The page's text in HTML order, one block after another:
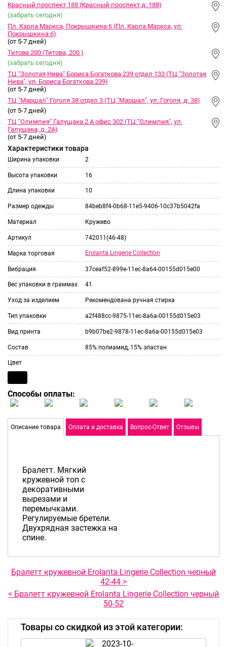
Красный проспект 188 (Красный проспект д. 188)
(забрать сегодня)
Пл. Карла Маркса, Покрышкина 6 (Пл. Карла Маркса, ул.
Покрышкина 6)
(от 5-7 дней)
Титова 200 (Титова, 200 )
(забрать сегодня)
ТЦ "Золотая Нива" Бориса Богаткова 239 отдел 133 (ТЦ "Золотая
Нива", ул. Бориса Богаткова 239)
(от 5-7 дней)
ТЦ "Маршал" Гоголя 38 отдел 3 (ТЦ "Маршал", ул. Гоголя, д. 38)
(от 5-7 дней)
ТЦ "Олимпия" Галущака 2 А офис 302 (ТЦ "Олимпия", ул.
Галущака, д. 2А)
(от 5-7 дней)
Характеристики товара
Ширина упаковки 2
Высота упаковки 16
Длина упаковки 10
Размер одежды 84beb8f4-0b68-11e5-9406-10c37b5042fa
Материал Кружево
Артикул 742011(46-48)
Марка торговая Erolanta Lingerie Collection
Вибрация 37ceaf52-899e-11ec-8a64-00155d015e00
Вес упаковки в граммах 41
Уход за изделием Рекомендована ручная стирка
Тип упаковки a2f488cc-9875-11ec-8a6a-00155d015e03
Вид принта b9b07be2-9878-11ec-8a6a-00155d015e03
Состав 85% полиамид, 15% эластан
Цвет
Способы оплаты:
Описание товара Оплата и доставка Вопрос-Ответ Отзывы
Бралетт. Мягкий
кружевной топ с
декоративными
вырезами и
перемычками.
Регулируемые бретели.
Двухрядная застежка на
спине.
Бралетт кружевной Erolanta Lingerie Collection черный
42-44 >
< Бралетт кружевной Erolanta Lingerie Collection черный
50-52
Товары со скидкой из этой категории: